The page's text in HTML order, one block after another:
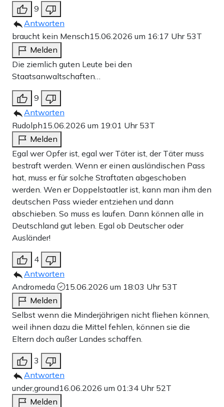
9
Antworten
braucht kein Mensch15.06.2026 um 16:17 Uhr 53T
Melden
Die ziemlich guten Leute bei den
Staatsanwaltschaften…
9
Antworten
Rudolph15.06.2026 um 19:01 Uhr 53T
Melden
Egal wer Opfer ist, egal wer Täter ist, der Täter muss
bestraft werden. Wenn er einen ausländischen Pass
hat, muss er für solche Straftaten abgeschoben
werden. Wen er Doppelstaatler ist, kann man ihm den
deutschen Pass wieder entziehen und dann
abschieben. So muss es laufen. Dann können alle in
Deutschland gut leben. Egal ob Deutscher oder
Ausländer!
4
Antworten
Andromeda
15.06.2026 um 18:03 Uhr 53T
Melden
Selbst wenn die Minderjährigen nicht fliehen können,
weil ihnen dazu die Mittel fehlen, können sie die
Eltern doch außer Landes schaffen.
3
Antworten
under,ground16.06.2026 um 01:34 Uhr 52T
Melden